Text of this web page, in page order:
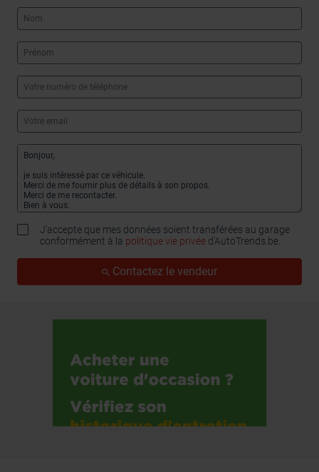
J'accepte que mes données soient transférées au garage
conformément à la politique vie privée d’AutoTrends.be.
Contactez le vendeur